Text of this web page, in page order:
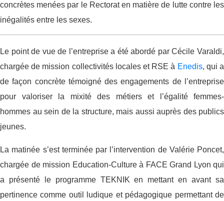
concrètes menées par le Rectorat en matière de lutte contre les
inégalités entre les sexes.
Le point de vue de l’entreprise a été abordé par Cécile Varaldi,
chargée de mission collectivités locales et RSE à Enedis, qui a
de façon concrète témoigné des engagements de l’entreprise
pour valoriser la mixité des métiers et l’égalité femmes-
hommes au sein de la structure, mais aussi auprès des publics
jeunes.
La matinée s’est terminée par l’intervention de Valérie Poncet,
chargée de mission Education-Culture à FACE Grand Lyon qui
a présenté le programme TEKNIK en mettant en avant sa
pertinence comme outil ludique et pédagogique permettant de